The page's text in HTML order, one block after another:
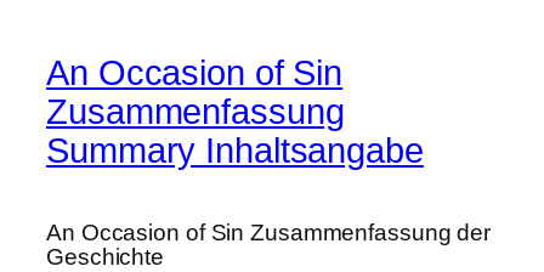
An Occasion of Sin
Zusammenfassung
Summary Inhaltsangabe
An Occasion of Sin Zusammenfassung der
Geschichte